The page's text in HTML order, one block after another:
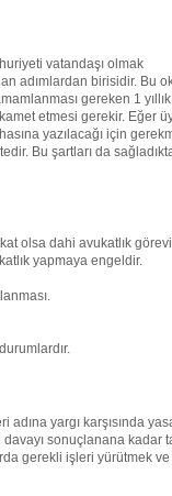
vatandaşı olmak
adımlardan birisidir. Bu
gereken 1
etmesi gerekir. Eğer
yazılacağı için
Bu şartları da
olsa dahi avukatlık
yapmaya engeldir.
yargı karşısında
sonuçlanana kadar
gerekli işleri yürütmek